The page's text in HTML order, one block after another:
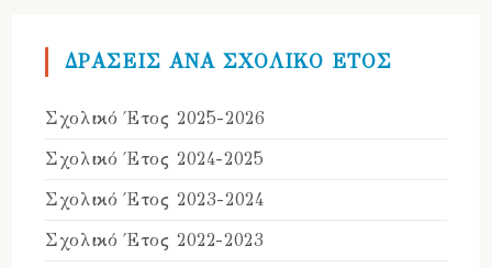
ΔΡΑΣΕΙΣ ΑΝΑ ΣΧΟΛΙΚΟ ΕΤΟΣ
Σχολικό Έτος 2025-2026
Σχολικό Έτος 2024-2025
Σχολικό Έτος 2023-2024
Σχολικό Έτος 2022-2023